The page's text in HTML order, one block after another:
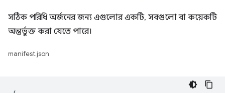
সঠিক পরিধি অর্জনের জন্য এগুলোর একটি, সবগুলো বা কয়েকটি
অন্তর্ভুক্ত করা যেতে পারে।
manifest.json